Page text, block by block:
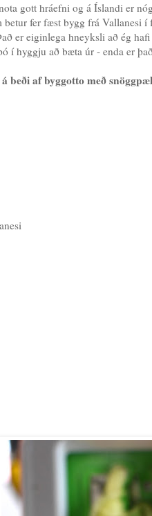
gott hráefni og á Íslandi er
betur fer fæst bygg frá Vallanesi
er eiginlega hneyksli að ég
í hyggju að bæta úr - enda er
beði af byggotto með